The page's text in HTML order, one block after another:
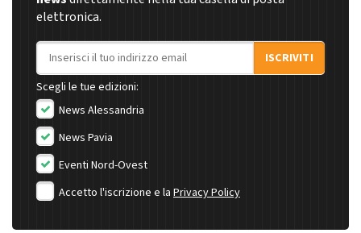
elettronica.
Indirizzo email
ISCRIVITI
Scegli le tue edizioni:
News Alessandria
News Pavia
Eventi Nord-Ovest
Accetto l'iscrizione e la Privacy Policy